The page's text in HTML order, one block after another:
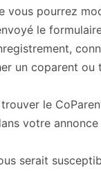
vous pourrez
le
un coparent
le
votre
serait